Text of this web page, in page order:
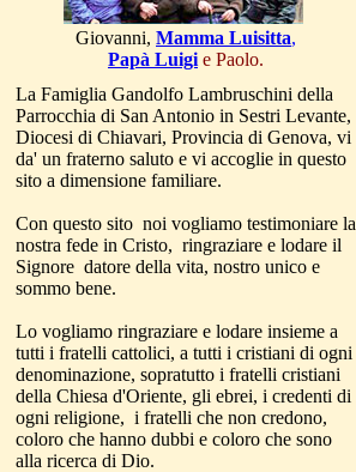
Giovanni, Mamma Luisitta,
Papà Luigi e Paolo.
La Famiglia Gandolfo Lambruschini della
Parrocchia di San Antonio in Sestri Levante,
Diocesi di Chiavari, Provincia di Genova, vi
da' un fraterno saluto e vi accoglie in questo
sito a dimensione familiare.
Con questo sito noi vogliamo testimoniare la
nostra fede in Cristo, ringraziare e lodare il
Signore datore della vita, nostro unico e
sommo bene.
Lo vogliamo ringraziare e lodare insieme a
tutti i fratelli cattolici, a tutti i cristiani di ogni
denominazione, sopratutto i fratelli cristiani
della Chiesa d'Oriente, gli ebrei, i credenti di
ogni religione, i fratelli che non credono,
coloro che hanno dubbi e coloro che sono
alla ricerca di Dio.